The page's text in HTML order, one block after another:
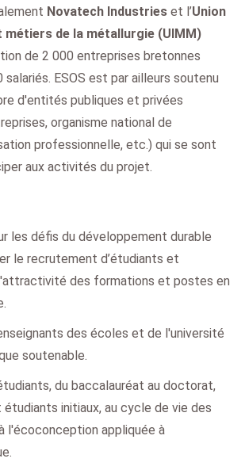
Novatech Industries et l’Union
métiers de la métallurgie (UIMM)
de 2 000 entreprises bretonnes
ESOS est par ailleurs soutenu
d'entités publiques et privées
organisme national de
professionnelle, etc.) qui se sont
aux activités du projet.
les défis du développement durable
le recrutement d’étudiants et
des formations et postes en
des écoles et de l'université
soutenable.
du baccalauréat au doctorat,
initiaux, au cycle de vie des
l'écoconception appliquée à